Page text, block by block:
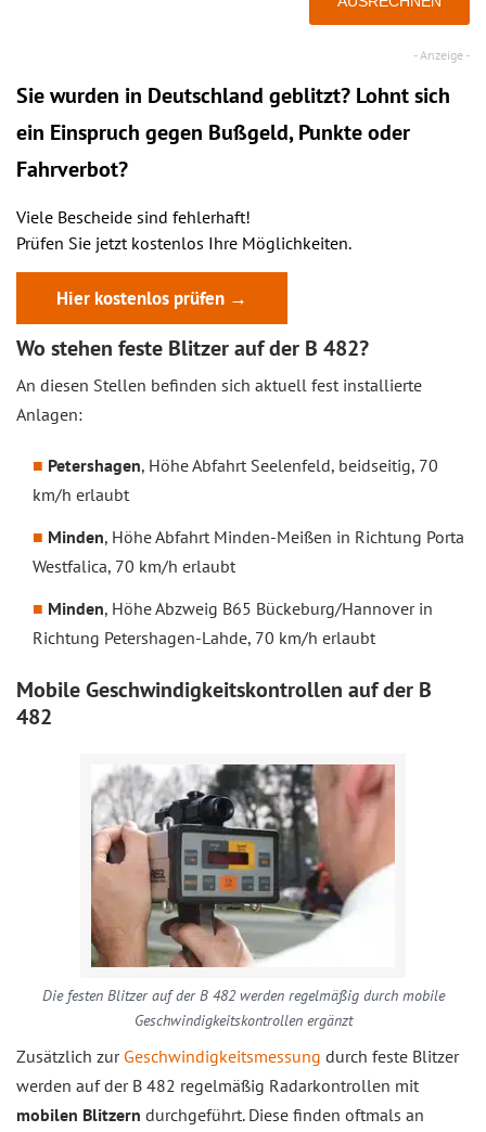
Sie wurden in Deutschland geblitzt? Lohnt sich
ein Einspruch gegen Bußgeld, Punkte oder
Fahrverbot?
Viele Bescheide sind fehlerhaft!
Prüfen Sie jetzt kostenlos Ihre Möglichkeiten.
Hier kostenlos prüfen →
Wo stehen feste Blitzer auf der B 482?
An diesen Stellen befinden sich aktuell fest installierte
Anlagen:
Petershagen, Höhe Abfahrt Seelenfeld, beidseitig, 70
km/h erlaubt
Minden, Höhe Abfahrt Minden-Meißen in Richtung Porta
Westfalica, 70 km/h erlaubt
Minden, Höhe Abzweig B65 Bückeburg/Hannover in
Richtung Petershagen-Lahde, 70 km/h erlaubt
Mobile Geschwindigkeitskontrollen auf der B
482
Die festen Blitzer auf der B 482 werden regelmäßig durch mobile
Geschwindigkeitskontrollen ergänzt
Zusätzlich zur Geschwindigkeitsmessung durch feste Blitzer
werden auf der B 482 regelmäßig Radarkontrollen mit
mobilen Blitzern durchgeführt. Diese finden oftmals an